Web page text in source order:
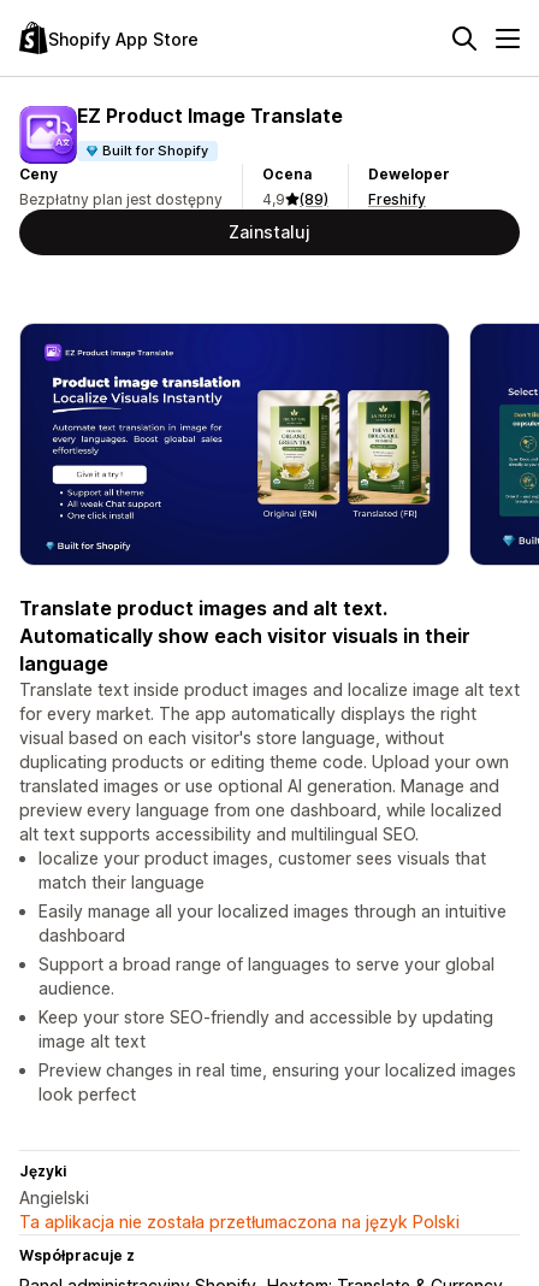
Shopify App Store
EZ Product Image Translate
Built for Shopify
Ceny
Bezpłatny plan jest dostępny
Ocena
4,9
(89)
Deweloper
Freshify
Zainstaluj
Translate product images and alt text.
Automatically show each visitor visuals in their
language
Translate text inside product images and localize image alt text
for every market. The app automatically displays the right
visual based on each visitor's store language, without
duplicating products or editing theme code. Upload your own
translated images or use optional AI generation. Manage and
preview every language from one dashboard, while localized
alt text supports accessibility and multilingual SEO.
localize your product images, customer sees visuals that
match their language
Easily manage all your localized images through an intuitive
dashboard
Support a broad range of languages ​​to serve your global
audience.
Keep your store SEO-friendly and accessible by updating
image alt text
Preview changes in real time, ensuring your localized images
look perfect
Języki
Angielski
Ta aplikacja nie została przetłumaczona na język Polski
Współpracuje z